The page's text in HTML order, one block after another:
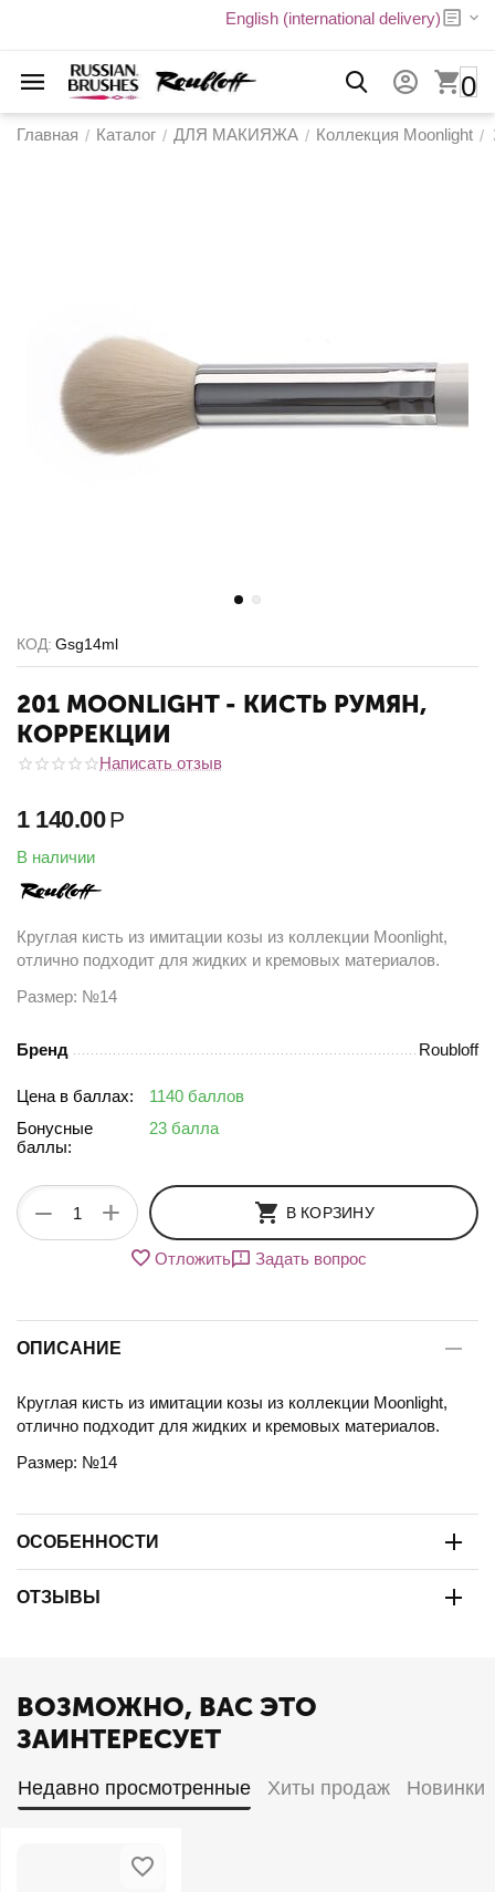
English (international delivery)
0
Главная / Каталог / ДЛЯ МАКИЯЖА / Коллекция Moonlight /
КОД: Gsg14ml
201 MOONLIGHT - КИСТЬ РУМЯН,
КОРРЕКЦИИ
Написать отзыв
1 140.00Р
В наличии
Круглая кисть из имитации козы из коллекции Moonlight,
отлично подходит для жидких и кремовых материалов.
Размер: №14
Бренд Roubloff
Цена в баллах:
1140 баллов
Бонусные
баллы:
23 балла
+
− В КОРЗИНУ
Отложить Задать вопрос
ОПИСАНИЕ
Круглая кисть из имитации козы из коллекции Moonlight,
отлично подходит для жидких и кремовых материалов.
Размер: №14
ОСОБЕННОСТИ
ОТЗЫВЫ
ВОЗМОЖНО, ВАС ЭТО
ЗАИНТЕРЕСУЕТ
Недавно просмотренные Хиты продаж Новинки